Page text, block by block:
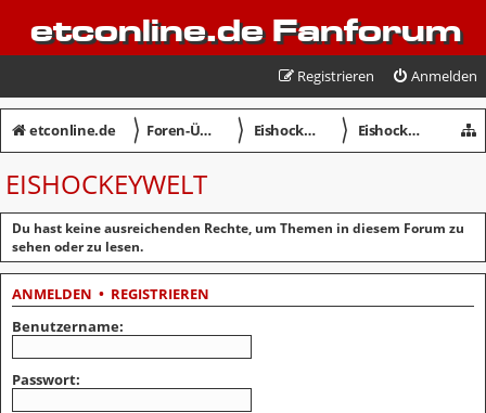
etconline.de Fanforum
Anmelden
Registrieren
etconline.de 〉 Foren-Übersicht 〉 Eishockey in Crimmitschau 〉 Eishockeywelt
EISHOCKEYWELT
Du hast keine ausreichenden Rechte, um Themen in diesem Forum zu
sehen oder zu lesen.
ANMELDEN • REGISTRIEREN
Benutzername:
Passwort: